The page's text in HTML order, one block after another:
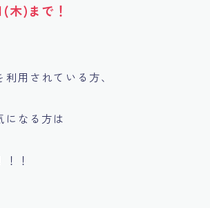
木)まで！
用されている方、
になる方は
！